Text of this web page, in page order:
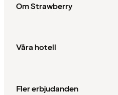
Om Strawberry
Våra hotell
Fler erbjudanden